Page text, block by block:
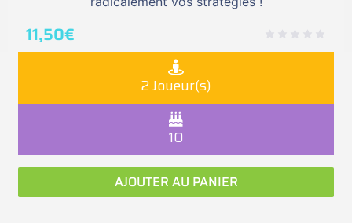
11,50€
2 Joueur(s)
10
AJOUTER AU PANIER